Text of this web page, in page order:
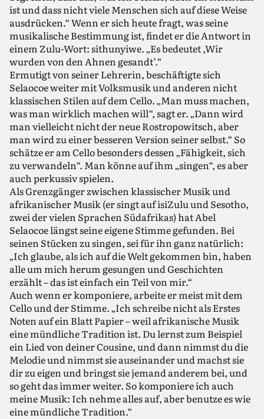
ist und dass nicht viele Menschen sich auf diese Weise
ausdrücken.“ Wenn er sich heute fragt, was seine
musikalische Bestimmung ist, findet er die Antwort in
einem Zulu-Wort: sithunyiwe. „Es bedeutet ,Wir
wurden von den Ahnen gesandt’.“
Ermutigt von seiner Lehrerin, beschäftigte sich
Selaocoe weiter mit Volksmusik und anderen nicht
klassischen Stilen auf dem Cello. „Man muss machen,
was man wirklich machen will“, sagt er. „Dann wird
man vielleicht nicht der neue Rostropowitsch, aber
man wird zu einer besseren Version seiner selbst.“ So
schätze er am Cello besonders dessen „Fähigkeit, sich
zu verwandeln“. Man könne auf ihm „singen“, es aber
auch perkussiv spielen.
Als Grenzgänger zwischen klassischer Musik und
afrikanischer Musik (er singt auf isiZulu und Sesotho,
zwei der vielen Sprachen Südafrikas) hat Abel
Selaocoe längst seine eigene Stimme gefunden. Bei
seinen Stücken zu singen, sei für ihn ganz natürlich:
„Ich glaube, als ich auf die Welt gekommen bin, haben
alle um mich herum gesungen und Geschichten
erzählt – das ist einfach ein Teil von mir.“
Auch wenn er komponiere, arbeite er meist mit dem
Cello und der Stimme. „Ich schreibe nicht als Erstes
Noten auf ein Blatt Papier – weil afrikanische Musik
eine mündliche Tradition ist. Du lernst zum Beispiel
ein Lied von deiner Cousine, und dann nimmst du die
Melodie und nimmst sie auseinander und machst sie
dir zu eigen und bringst sie jemand anderem bei, und
so geht das immer weiter. So komponiere ich auch
meine Musik: Ich nehme alles auf, aber benutze es wie
eine mündliche Tradition.“